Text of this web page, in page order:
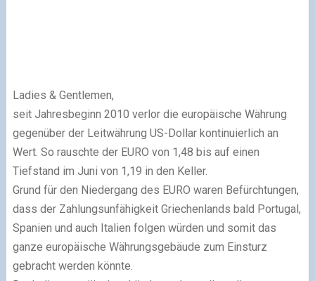
Ladies & Gentlemen,
seit Jahresbeginn 2010 verlor die europäische Währung
gegenüber der Leitwährung US-Dollar kontinuierlich an
Wert. So rauschte der EURO von 1,48 bis auf einen
Tiefstand im Juni von 1,19 in den Keller.
Grund für den Niedergang des EURO waren Befürchtungen,
dass der Zahlungsunfähigkeit Griechenlands bald Portugal,
Spanien und auch Italien folgen würden und somit das
ganze europäische Währungsgebäude zum Einsturz
gebracht werden könnte.